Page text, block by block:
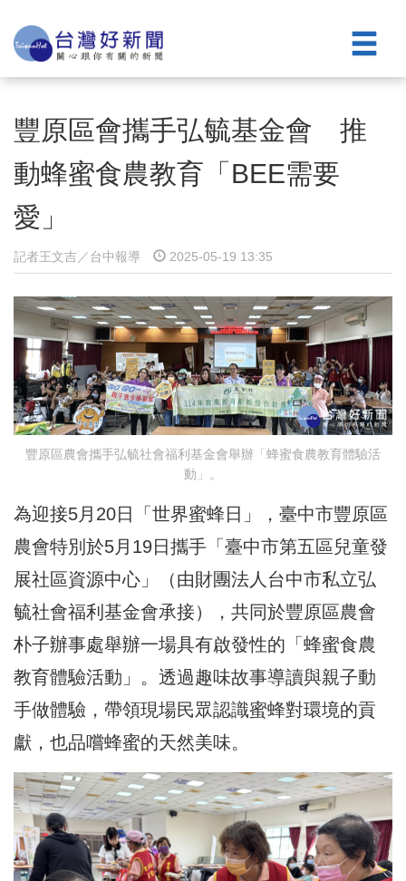
豐原區會攜手弘毓基金會 推
動蜂蜜食農教育「BEE需要
愛」
記者王文吉／台中報導 2025-05-19 13:35
豐原區農會攜手弘毓社會福利基金會舉辦「蜂蜜食農教育體驗活
動」。
為迎接5月20日「世界蜜蜂日」，臺中市豐原區
農會特別於5月19日攜手「臺中市第五區兒童發
展社區資源中心」（由財團法人台中市私立弘
毓社會福利基金會承接），共同於豐原區農會
朴子辦事處舉辦一場具有啟發性的「蜂蜜食農
教育體驗活動」。透過趣味故事導讀與親子動
手做體驗，帶領現場民眾認識蜜蜂對環境的貢
獻，也品嚐蜂蜜的天然美味。